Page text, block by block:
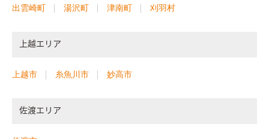
出雲崎町
湯沢町 津南町 刈羽村
上越エリア
上越市 糸魚川市 妙高市
佐渡エリア